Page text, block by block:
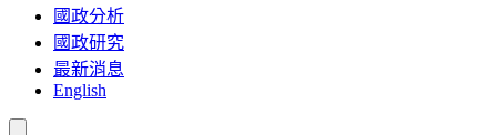
國政分析
國政研究
最新消息
English